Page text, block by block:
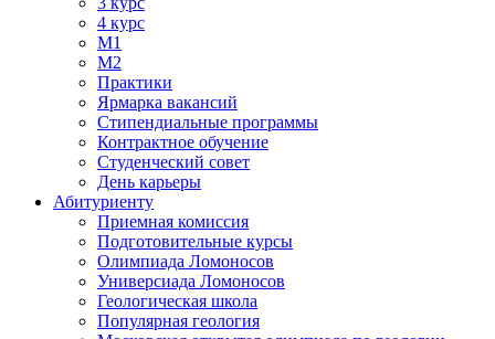
4 курс
М1
М2
Практики
Ярмарка вакансий
Стипендиальные программы
Контрактное обучение
Студенческий совет
День карьеры
Абитуриенту
Приемная комиссия
Подготовительные курсы
Олимпиада Ломоносов
Универсиада Ломоносов
Геологическая школа
Популярная геология